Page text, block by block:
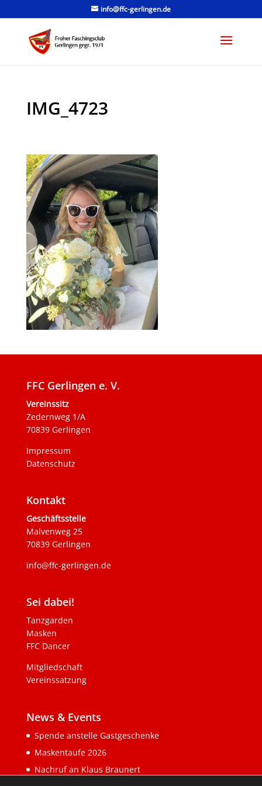
info@ffc-gerlingen.de
IMG_4723
FFC Gerlingen e. V.
Vereinssitz
Zedernweg 1/A
70839 Gerlingen
Impressum
Datenschutz
Kontakt
Geschäftsstelle
Malvenweg 25
70839 Gerlingen
info@ffc-gerlingen.de
Sei dabei!
Tanzgarden
Masken
FFC Dancer
Mitgliedschaft
Vereinssatzung
News & Events
Spende anstelle Gastgeschenke
Maskentaufe 2026
Nachruf an Klaus Braunert